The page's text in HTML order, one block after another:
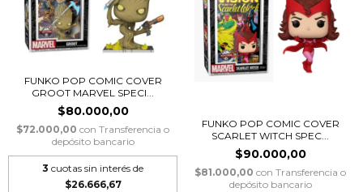
FUNKO POP COMIC COVER
GROOT MARVEL SPECI...
$80.000,00
$72.000,00 con Transferencia o
depósito bancario
3 cuotas sin interés de
$26.666,67
FUNKO POP COMIC COVER
SCARLET WITCH SPEC...
$90.000,00
$81.000,00 con Transferencia o
depósito bancario